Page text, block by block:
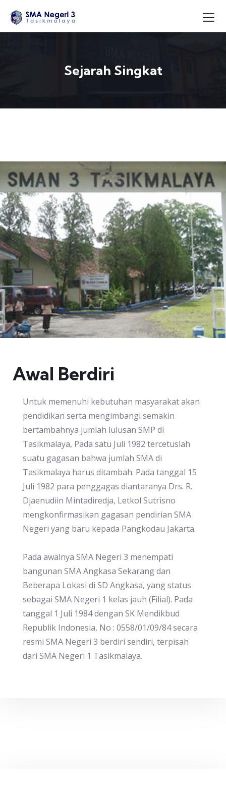
Sejarah Singkat
Awal Berdiri
Untuk memenuhi kebutuhan masyarakat akan
pendidikan serta mengimbangi semakin
bertambahnya jumlah lulusan SMP di
Tasikmalaya, Pada satu Juli 1982 tercetuslah
suatu gagasan bahwa jumlah SMA di
Tasikmalaya harus ditambah. Pada tanggal 15
Juli 1982 para penggagas diantaranya Drs. R.
Djaenudiin Mintadiredja, Letkol Sutrisno
mengkonfirmasikan gagasan pendirian SMA
Negeri yang baru kepada Pangkodau Jakarta.
Pada awalnya SMA Negeri 3 menempati
bangunan SMA Angkasa Sekarang dan
Beberapa Lokasi di SD Angkasa, yang status
sebagai SMA Negeri 1 kelas jauh (Filial). Pada
tanggal 1 Juli 1984 dengan SK Mendikbud
Republik Indonesia, No : 0558/01/09/84 secara
resmi SMA Negeri 3 berdiri sendiri, terpisah
dari SMA Negeri 1 Tasikmalaya.